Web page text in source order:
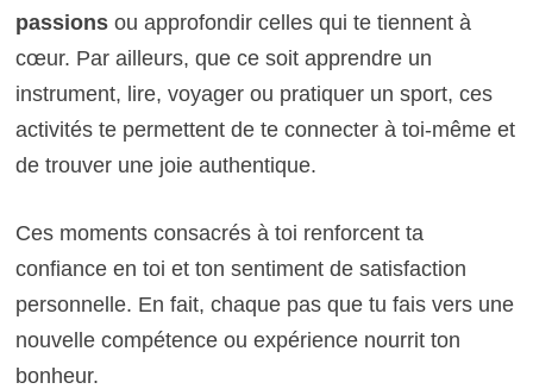
passionsou approfondir celles qui te tiennent à
cœur. Par ailleurs, que ce soit apprendre un
instrument, lire, voyager ou pratiquer un sport, ces
activités te permettent de te connecter à toi-même et
de trouver une joie authentique.
Ces moments consacrés à toi renforcent ta
confiance en toi et ton sentiment de satisfaction
personnelle. En fait, chaque pas que tu fais vers une
nouvelle compétence ou expérience nourrit ton
bonheur.